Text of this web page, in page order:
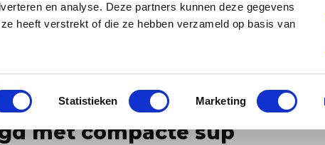
en analyse. Deze partners kunnen deze gegevens
heeft verstrekt of die ze hebben verzameld op basis van
Statistieken Marketing
Klanten
met compacte sup